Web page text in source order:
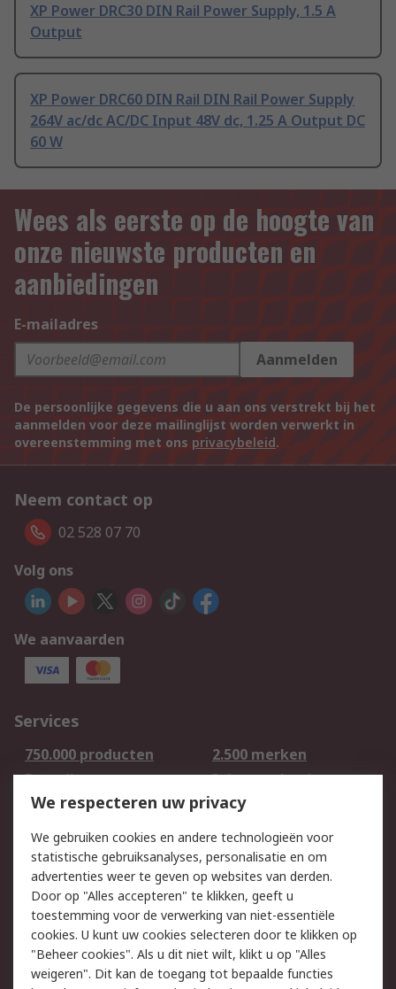
XP Power DRC30 DIN Rail Power Supply, 1.5 A
Output
XP Power DRC60 DIN Rail DIN Rail Power Supply
264V ac/dc AC/DC Input 48V dc, 1.25 A Output DC
60 W
Wees als eerste op de hoogte van
onze nieuwste producten en
aanbiedingen
E-mailadres
Aanmelden
De persoonlijke gegevens die u aan ons verstrekt bij het
aanmelden voor deze mailinglijst worden verwerkt in
overeenstemming met ons privacybeleid.
Neem contact op
02 528 07 70
Volg ons
We aanvaarden
Services
750.000 producten
2.500 merken
Bestellen
Inkoopoplossingen
Retouren
Technisch advies
Track & Trace
Wettelijk
Cookiebeleid
Email veiligheid
Privacybeleid -
Bijgewerkt
Websitevoorwaarden
Algemene
We respecteren uw privacy
We gebruiken cookies en andere technologieën voor
statistische gebruiksanalyses, personalisatie en om
advertenties weer te geven op websites van derden.
Door op "Alles accepteren" te klikken, geeft u
toestemming voor de verwerking van niet-essentiële
cookies. U kunt uw cookies selecteren door te klikken op
"Beheer cookies". Als u dit niet wilt, klikt u op "Alles
weigeren". Dit kan de toegang tot bepaalde functies